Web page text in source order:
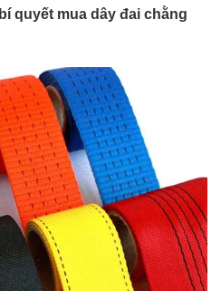
bí quyết mua dây đai chằng